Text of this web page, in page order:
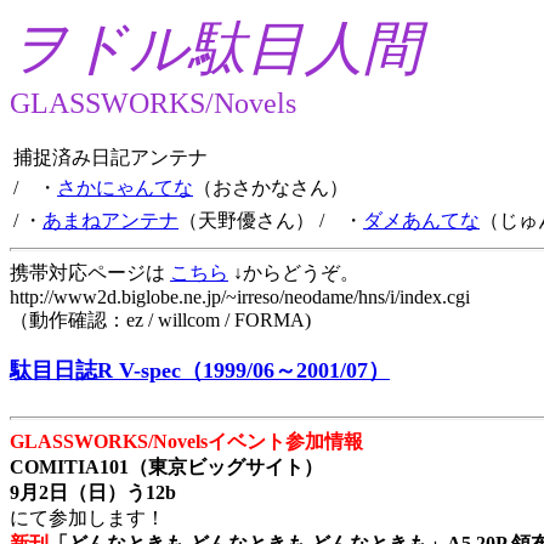
ヲドル駄目人間
GLASSWORKS/Novels
捕捉済み日記アンテナ
/ ・ さかにゃんてな （おさかなさん）
/ ・ あまねアンテナ （天野優さん） / ・ ダメあんてな （じ
携帯対応ページは こちら ↓からどうぞ。
http://www2d.biglobe.ne.jp/~irreso/neodame/hns/i/index.cgi
（動作確認：ez / willcom / FORMA)
駄目日誌R V-spec（1999/06～2001/07）
GLASSWORKS/Novelsイベント参加情報
COMITIA101（東京ビッグサイト）
9月2日（日）う12b
にて参加します！